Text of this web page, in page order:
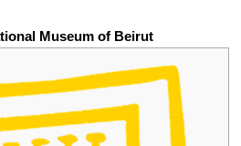
Museum of Beirut